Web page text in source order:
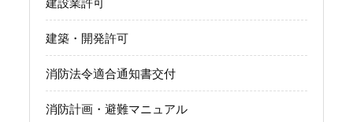
建築・開発許可
消防法令適合通知書交付
消防計画・避難マニュアル